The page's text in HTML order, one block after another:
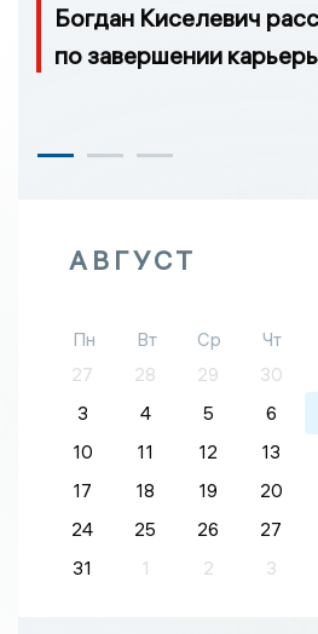
Богдан Киселевич
по завершении
АВГУСТ
Пн Вт Ср Чт
27
28 29 30
3
4 5 6
10
11 12 13
17
18 19 20
24
25 26 27
31
1 2 3